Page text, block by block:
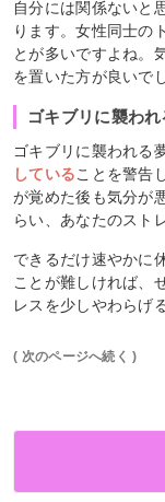
自分には関係ないと
ります。女性同士の
とが多いですよね。
を置いた方が良いで
ゴキブリに襲われ
ゴキブリに襲われる
していることを警告
が覚めた後も気分が
らい、あなたのスト
できるだけ速やかに
ことが難しければ、
レスを少しやわらげ
( 次のページへ続く )